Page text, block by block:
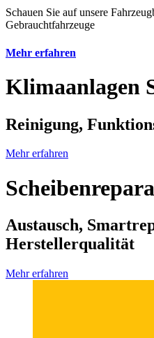
Schauen Sie auf unsere
Gebrauchtfahrzeuge
Mehr erfahren
Klimaanlagen
Reinigung,
Mehr erfahren
Austausch,
Herstellerqualität
Mehr erfahren